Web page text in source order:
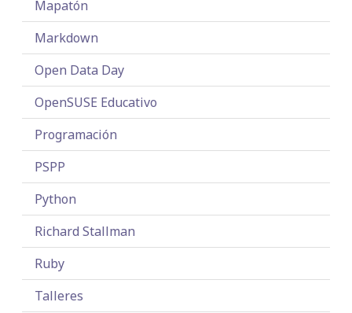
Mapatón
Markdown
Open Data Day
OpenSUSE Educativo
Programación
PSPP
Python
Richard Stallman
Ruby
Talleres